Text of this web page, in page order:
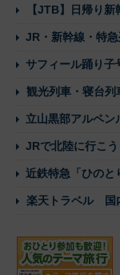
【JTB】日帰り新
JR・新幹線・特
サフィール踊り子
観光列車・寝台列
立山黒部アルペン
JRで北陸に行こう
近鉄特急「ひのと
楽天トラベル 国